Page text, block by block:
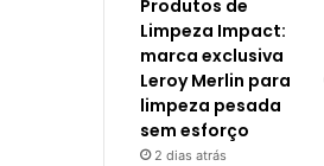
Produtos de
Limpeza Impact:
marca exclusiva
Leroy Merlin para
limpeza pesada
sem esforço
2 dias atrás